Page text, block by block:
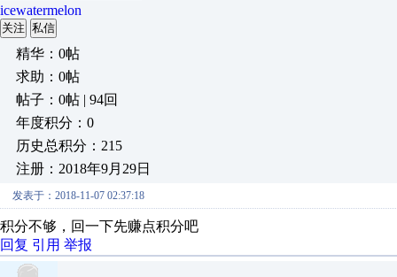
icewatermelon
关注 私信
精华：0帖
求助：0帖
帖子：0帖 | 94回
年度积分：0
历史总积分：215
注册：2018年9月29日
发表于：2018-11-07 02:37:18
积分不够，回一下先赚点积分吧
回复 引用 举报